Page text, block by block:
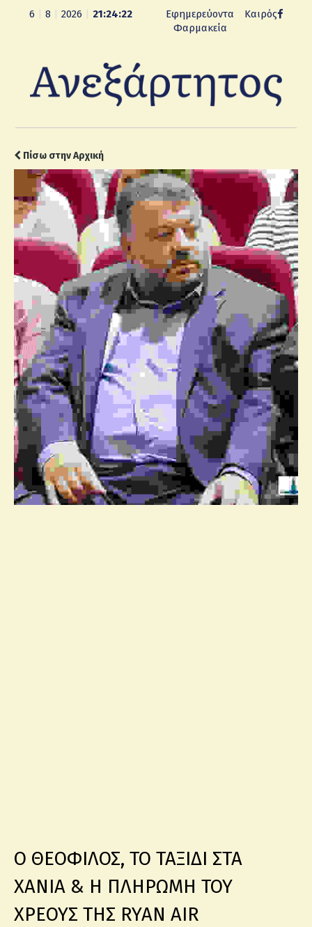
6 8 2026 21:24:23
Εφημερεύοντα
Φαρμακεία
Καιρός
Πίσω στην Αρχική
Ο ΘΕΟΦΙΛΟΣ, ΤΟ ΤΑΞΙΔΙ ΣΤΑ
ΧΑΝΙΑ & Η ΠΛΗΡΩΜΗ ΤΟΥ
ΧΡΕΟΥΣ ΤΗΣ RYAN AIR